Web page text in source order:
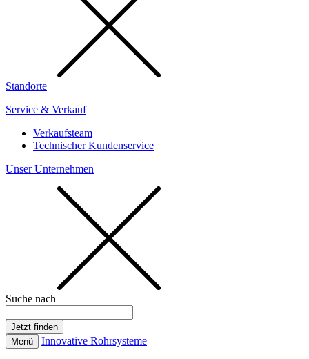
Standorte
Service & Verkauf
Verkaufsteam
Technischer Kundenservice
Unser Unternehmen
Suche nach
Menü Innovative Rohrsysteme